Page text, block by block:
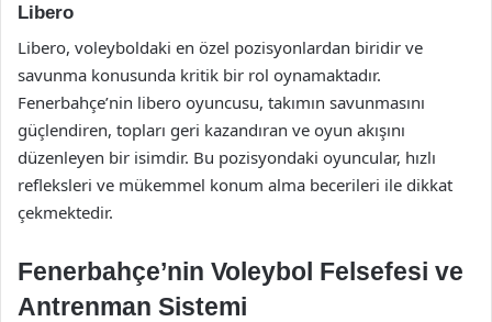
Libero
Libero, voleyboldaki en özel pozisyonlardan biridir ve
savunma konusunda kritik bir rol oynamaktadır.
Fenerbahçe’nin libero oyuncusu, takımın savunmasını
güçlendiren, topları geri kazandıran ve oyun akışını
düzenleyen bir isimdir. Bu pozisyondaki oyuncular, hızlı
refleksleri ve mükemmel konum alma becerileri ile dikkat
çekmektedir.
Fenerbahçe’nin Voleybol Felsefesi ve
Antrenman Sistemi